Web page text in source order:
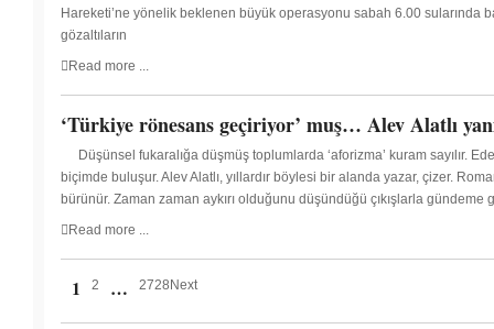
Hareketi’ne yönelik beklenen büyük operasyonu sabah 6.00 sularında
gözaltıların
Read more ...
‘Türkiye rönesans geçiriyor’ muş… Alev Alatlı
Düşünsel fukaralığa düşmüş toplumlarda ‘aforizma’ kuram sayılır.
biçimde buluşur. Alev Alatlı, yıllardır böylesi bir alanda yazar, çizer.
bürünür. Zaman zaman aykırı olduğunu düşündüğü çıkışlarla gündeme
Read more ...
1 2 … 2728 Next